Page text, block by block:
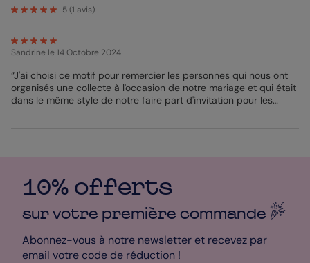
coquelicot noir sur fond blanc. Une inscription avec le mot
s'adapte à tout type d'enveloppe. Nous expédions votre
commande sous 24 heures et vous serez livré sous 1 à 3 jours
en choisissant un mode de livraison standard ou express. Avec
le service mon designer vous pouvez créer sur-mesure vos
stickers en modifiant la forme ou la couleur. Nous ré-imprimons
votre commande gratuitement en cas d'erreur. Nos stickers sont
5(1 avis)
Sandrine le 14 Octobre 2024
“J'ai choisi ce motif pour remercier les personnes qui nous ont
organisés une collecte à l'occasion de notre mariage et qui était
dans le même style de notre faire part d'invitation pour les
10% offerts
sur votre première commande
Abonnez-vous à notre newsletter et recevez par
email votre code de réduction !